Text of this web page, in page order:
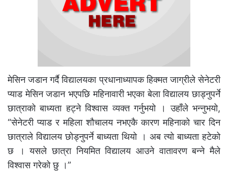
मेसिन जडान गर्दै विद्यालयका प्रधानाध्यापक हिक्मत जाग्रीले सेनेटरी
प्याड मेसिन जडान भएपछि महिनावारी भएका बेला विद्यालय छाड्नुपर्ने
छात्राको बाध्यता हट्ने विश्वास व्यक्त गर्नुभयो । उहाँले भन्नुभयो,
“सेनेटरी प्याड र महिला शौचालय नभएकै कारण महिनाको चार दिन
छात्राले विद्यालय छोड्नुपर्ने बाध्यता थियो । अब त्यो बाध्यता हटेको
छ । यसले छात्रा नियमित विद्यालय आउने वातावरण बन्ने मैले
विश्वास गरेको छु ।”